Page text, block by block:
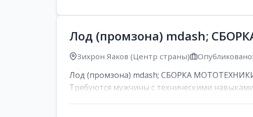
Лод (промзона) mdash;
Зихрон Яаков (Центр страны)
Лод (промзона) mdash; СБОРКА МОТОТЕХНИКИ
Требуются мужчины с техническими